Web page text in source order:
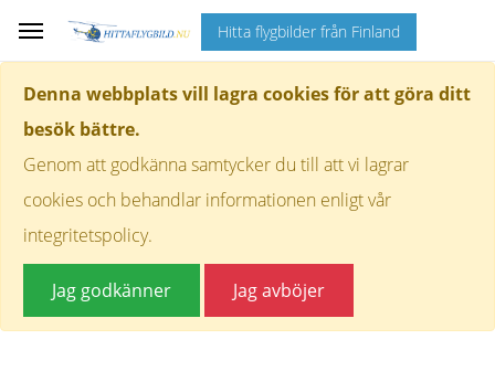
Denna webbplats vill lagra cookies för att göra ditt
besök bättre.
Genom att godkänna samtycker du till att vi lagrar
cookies och behandlar informationen enligt vår
integritetspolicy.
Jag godkänner Jag avböjer
Hitta flygbilder från Finland